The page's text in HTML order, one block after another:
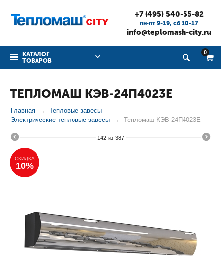
+7 (495) 540-55-82
пн-пт 9-19, cб 10-17
info@teplomash-city.ru
КАТАЛОГ
ТОВАРОВ
0
ТЕПЛОМАШ КЭВ-24П4023Е
Главная
Тепловые завесы
Электрические тепловые завесы
Тепломаш КЭВ-24П4023Е
142 из 387
СКИДКА
10%